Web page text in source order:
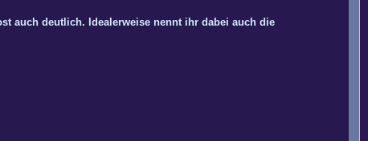
auch deutlich. Idealerweise nennt ihr dabei auch die